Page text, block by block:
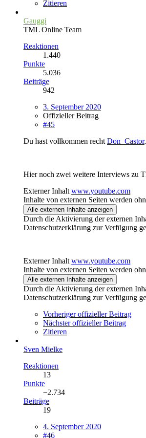
Zitieren
Gauggi
TML Online Team
Reaktionen
1.440
Punkte
5.036
Beiträge
942
3. September 2020
Offizieller Beitrag
#45
Du hast vollkommen recht Don_Castor
Hier noch zwei weitere Interviews zu
Externer Inhalt www.youtube.com
Inhalte von externen Seiten werden
Alle externen Inhalte anzeigen
Durch die Aktivierung der externen
Datenschutzerklärung zur Verfügung
Externer Inhalt www.youtube.com
Inhalte von externen Seiten werden
Alle externen Inhalte anzeigen
Durch die Aktivierung der externen
Datenschutzerklärung zur Verfügung
Vorheriger offizieller Beitrag
Nächster offizieller Beitrag
Zitieren
Sven Mielke
Reaktionen
13
Punkte
−2.734
Beiträge
19
4. September 2020
#46